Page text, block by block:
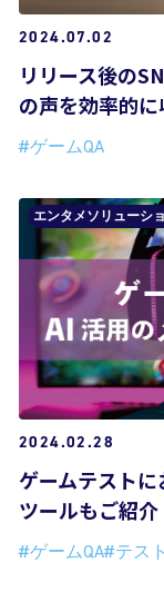
2024.07.02
リリース後の
の声を効率的
#ゲームQA
エンタメソリューシ
2024.02.28
ゲームテスト
ツールもご紹介
#ゲームQA#テス